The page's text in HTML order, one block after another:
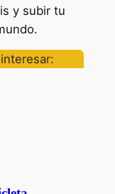
y subir tu